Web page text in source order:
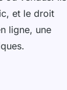
et le droit
ligne, une